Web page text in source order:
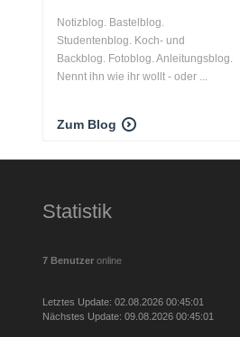
Notizblog. Bastelblog.
Studentenblog. Koch- und
Backblog. Fotoblog. Anleitungsblog.
Nennt ihn wie ihr wollt - oder ...
Zum Blog
Statistik
7 Benutzer online
Letztes Update: 02.08.2026 00:45:01
Nächstes Update: 09.08.2026 00:45:01